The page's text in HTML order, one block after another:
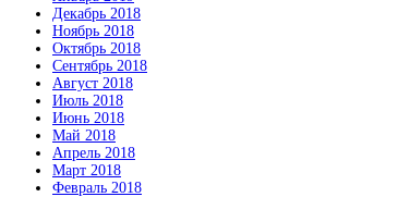
Декабрь 2018
Ноябрь 2018
Октябрь 2018
Сентябрь 2018
Август 2018
Июль 2018
Июнь 2018
Май 2018
Апрель 2018
Март 2018
Февраль 2018